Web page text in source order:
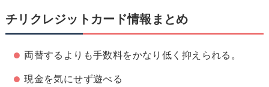
チリクレジットカード情報まとめ
両替するよりも手数料をかなり低く抑えられる。
現金を気にせず遊べる